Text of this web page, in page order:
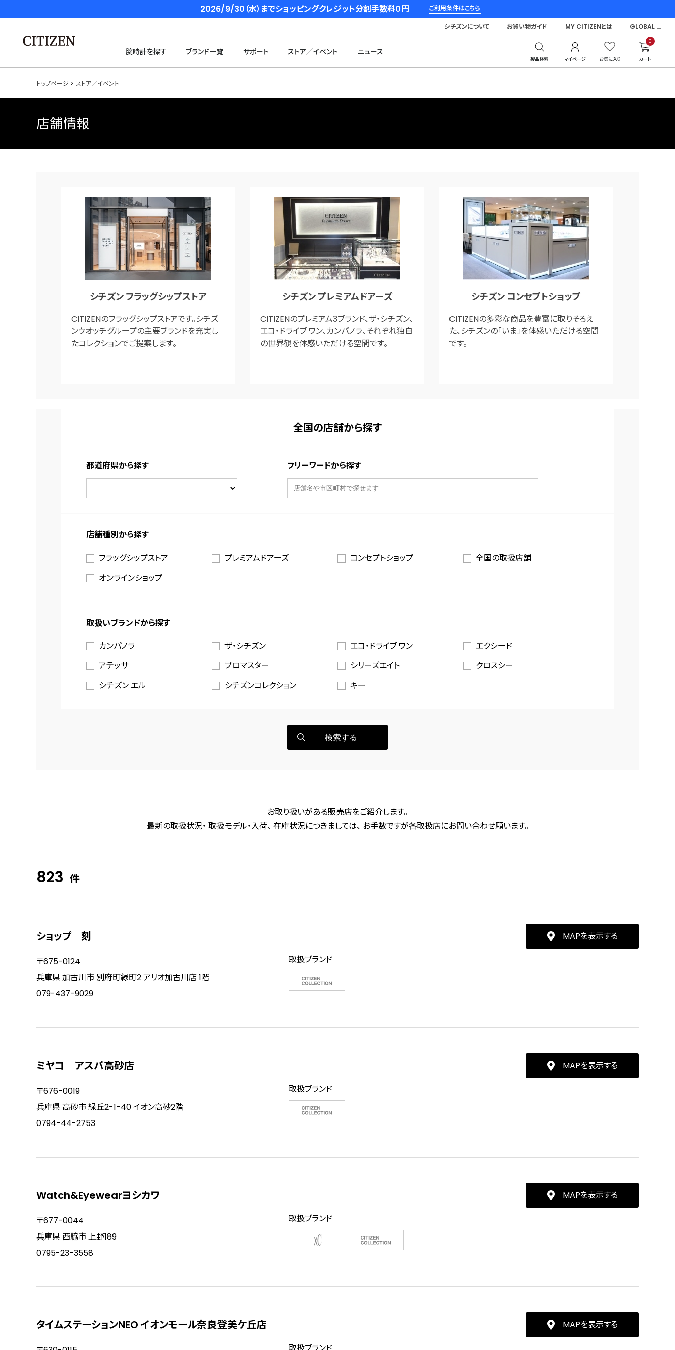
2026/9/30（水）までショッピングクレジット分割手数料０円 ご利用条件はこちら
腕時計を探す ブランド一覧 サポート ストア／イベント ニュース
製品検索 マイページ お気に入り
0
カート
シチズンについて お買い物ガイド MY CITIZENとは GLOBAL
トップページ ストア／イベント
店舗情報
シチズン フラッグシップストア
CITIZENのフラッグシップストアです。シチズ
ンウオッチグループの主要ブランドを充実し
たコレクションでご提案します。
シチズン プレミアムドアーズ
CITIZENのプレミアム3ブランド、ザ・シチズン、
エコ・ドライブ ワン、カンパノラ、それぞれ独自
の世界観を体感いただける空間です。
シチズン コンセプトショップ
CITIZENの多彩な商品を豊富に取りそろえ
た、シチズンの「いま」を体感いただける空間
です。
全国の店舗から探す
都道府県から探す フリーワードから探す
店舗種別から探す
フラッグシップストア プレミアムドアーズ コンセプトショップ
全国の取扱店舗
オンラインショップ
取扱いブランドから探す
カンパノラ ザ・シチズン エコ・ドライブ ワン
エクシード
アテッサ
プロマスター シリーズエイト
クロスシー
シチズン エル
シチズンコレクション キー
検索する
お取り扱いがある販売店をご紹介します。
最新の取扱状況・ 取扱モデル・入荷、 在庫状況につきましては、 お手数ですが各取扱店にお問い合わせ願います。
823 件
ショップ 刻 MAPを表示する
〒675-0124
兵庫県 加古川市 別府町緑町2 アリオ加古川店 1階
079-437-9029
取扱ブランド
ミヤコ アスパ高砂店 MAPを表示する
〒676-0019
兵庫県 高砂市 緑丘2-1-40 イオン高砂2階
0794-44-2753
取扱ブランド
Watch&Eyewearヨシカワ MAPを表示する
〒677-0044
兵庫県 西脇市 上野189
0795-23-3558
取扱ブランド
タイムステーションNEO イオンモール奈良登美ケ丘店 MAPを表示する